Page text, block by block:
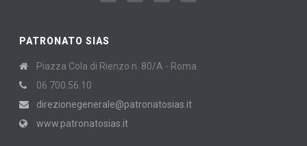
PATRONATO SIAS
Piazza Cola di Rienzo n. 80/A - Roma
06 700.56.10
direzionegenerale@patronatosias.it
www.patronatosias.it